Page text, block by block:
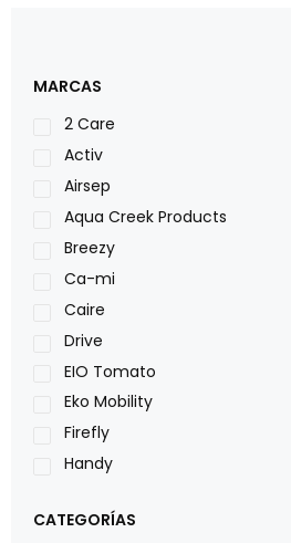
MARCAS
2 Care
Activ
Airsep
Aqua Creek Products
Breezy
Ca-mi
Caire
Drive
EIO Tomato
Eko Mobility
Firefly
Handy
Leggero
CATEGORÍAS